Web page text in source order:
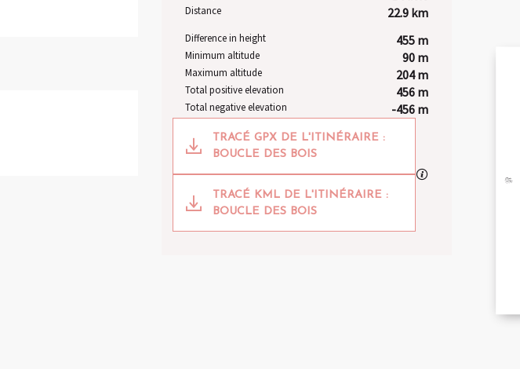
Distance 22.9 km
Difference in height 455 m
Minimum altitude 90 m
Maximum altitude 204 m
Total positive elevation 456 m
Total negative elevation -456 m
Documentation
TRACÉ GPX DE L'ITINÉRAIRE :
BOUCLE DES BOIS
TRACÉ KML DE L'ITINÉRAIRE :
BOUCLE DES BOIS
GPX / KML files